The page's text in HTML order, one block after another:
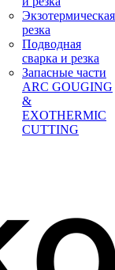
Экзотермическая
резка
Подводная
сварка и резка
Запасные части
ARC GOUGING
&
EXOTHERMIC
CUTTING